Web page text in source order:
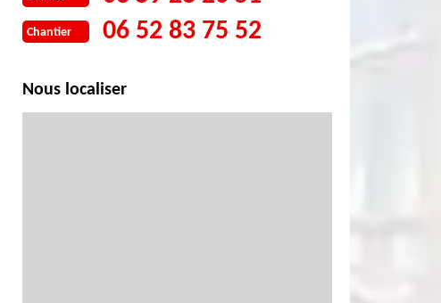
Chantier 06 52 83 75 52
Nous localiser